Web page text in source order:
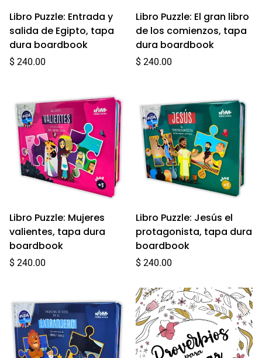
Libro Puzzle: Entrada y
salida de Egipto, tapa
dura boardbook
Precio
$ 240.00
Libro Puzzle: El gran libro
de los comienzos, tapa
dura boardbook
Precio
$ 240.00
Libro Puzzle: Mujeres
valientes, tapa dura
boardbook
Precio
$ 240.00
Libro Puzzle: Jesús el
protagonista, tapa dura
boardbook
Precio
$ 240.00